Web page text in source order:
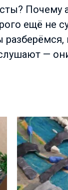
ещё не
—